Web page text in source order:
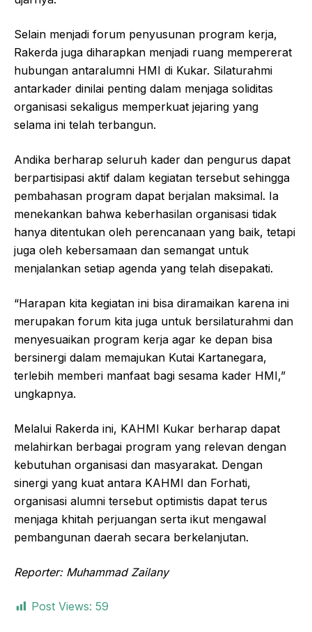
Selain menjadi forum penyusunan program kerja,
Rakerda juga diharapkan menjadi ruang mempererat
hubungan antaralumni HMI di Kukar. Silaturahmi
antarkader dinilai penting dalam menjaga soliditas
organisasi sekaligus memperkuat jejaring yang
selama ini telah terbangun.
Andika berharap seluruh kader dan pengurus dapat
berpartisipasi aktif dalam kegiatan tersebut sehingga
pembahasan program dapat berjalan maksimal. Ia
menekankan bahwa keberhasilan organisasi tidak
hanya ditentukan oleh perencanaan yang baik, tetapi
juga oleh kebersamaan dan semangat untuk
menjalankan setiap agenda yang telah disepakati.
“Harapan kita kegiatan ini bisa diramaikan karena ini
merupakan forum kita juga untuk bersilaturahmi dan
menyesuaikan program kerja agar ke depan bisa
bersinergi dalam memajukan Kutai Kartanegara,
terlebih memberi manfaat bagi sesama kader HMI,”
ungkapnya.
Melalui Rakerda ini, KAHMI Kukar berharap dapat
melahirkan berbagai program yang relevan dengan
kebutuhan organisasi dan masyarakat. Dengan
sinergi yang kuat antara KAHMI dan Forhati,
organisasi alumni tersebut optimistis dapat terus
menjaga khitah perjuangan serta ikut mengawal
pembangunan daerah secara berkelanjutan.
Reporter: Muhammad Zailany
Post Views: 59